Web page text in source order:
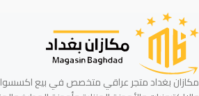
مكازان بغداد متجر عراقي متخصص في بيع